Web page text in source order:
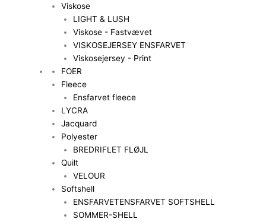
Viskose
LIGHT & LUSH
Viskose - Fastvævet
VISKOSEJERSEY ENSFARVET
Viskosejersey - Print
FOER
Fleece
Ensfarvet fleece
LYCRA
Jacquard
Polyester
BREDRIFLET FLØJL
Quilt
VELOUR
Softshell
ENSFARVETENSFARVET SOFTSHELL
SOMMER-SHELL